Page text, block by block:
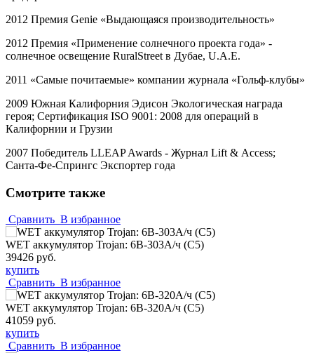
2012 Премия Genie «Выдающаяся производительность»
2012 Премия «Применение солнечного проекта года» -
солнечное освещение RuralStreet в Дубае, U.A.E.
2011 «Самые почитаемые» компании журнала «Гольф-клубы»
2009 Южная Калифорния Эдисон Экологическая награда
героя; Сертификация ISO 9001: 2008 для операций в
Калифорнии и Грузии
2007 Победитель LLEAP Awards - Журнал Lift & Access;
Санта-Фе-Спрингс Экспортер года
Смотрите также
Сравнить В избранное
WET аккумулятор Trojan: 6В-303А/ч (С5)
39426 руб.
купить
Сравнить В избранное
WET аккумулятор Trojan: 6В-320А/ч (С5)
41059 руб.
купить
Сравнить В избранное